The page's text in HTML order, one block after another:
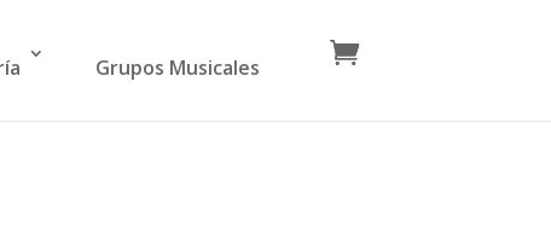
Grupos Musicales